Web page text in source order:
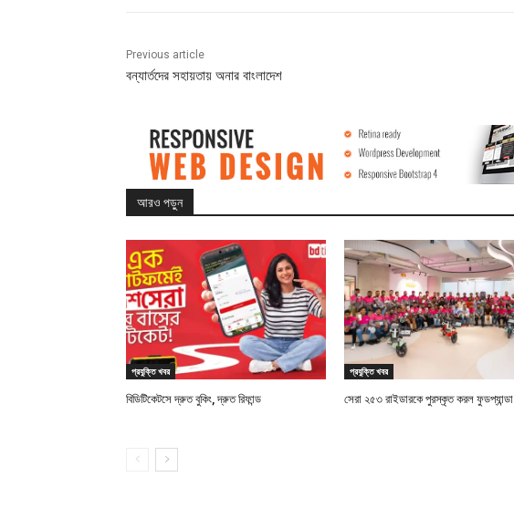
Previous article
বন্যার্তদের সহায়তায় অনার বাংলাদেশ
আরও পড়ুন
প্রযুক্তি খবর
বিডিটিকেটসে দ্রুত বুকিং, দ্রুত রিফান্ড
প্রযুক্তি খবর
সেরা ২৫৩ রাইডারকে পুরস্কৃত করল ফুডপ্যান্ডা